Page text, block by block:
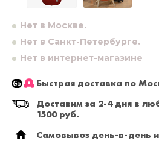
Нет в Москве.
Нет в Санкт-Петербурге.
Нет в интернет-магазине
Быстрая доставка по
Доставим за 2-4 дня в
1500 руб.
Самовывоз день-в-день